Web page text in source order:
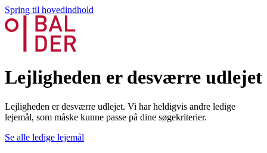
Spring til hovedindhold
Lejligheden er desværre udlejet
Lejligheden er desværre udlejet. Vi har heldigvis andre ledige
lejemål, som måske kunne passe på dine søgekriterier.
Se alle ledige lejemål